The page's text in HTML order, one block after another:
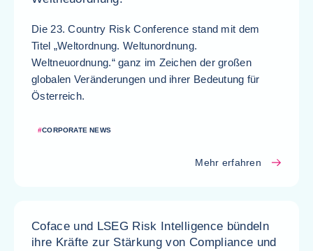
Die 23. Country Risk Conference stand mit dem
Titel „Weltordnung. Weltunordnung.
Weltneuordnung.“ ganz im Zeichen der großen
globalen Veränderungen und ihrer Bedeutung für
Österreich.
#CORPORATE NEWS
Mehr erfahren
Coface und LSEG Risk Intelligence bündeln
ihre Kräfte zur Stärkung von Compliance und